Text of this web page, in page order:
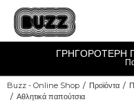
ΓΡΗΓΟΡΟΤΕΡΗ
Buzz - Online Shop Προϊόντα
Αθλητικά παπούτσια